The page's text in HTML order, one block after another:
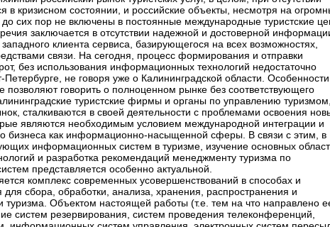
в кризисном состоянии, и российские объекты, несмотря на
сих пор не включены в постоянные международные туристские
заключается в отсутствии надежной и достоверной
клиента сервиса, базирующегося на всех возможностях,
связи. На сегодня, процесс формирования и отправки
без использования информационных технологий недостаточно
не говоря уже о Калининградской области. Особенности
позволяют говорить о полноценном рынке без соответствующего
туристские фирмы и органы по управлению
сталкиваются в своей деятельности с проблемами освоения
являются необходимым условием международной интеграции и
бизнеса как информационно-насыщенной сферы. В связи с этим, в
информационных систем в туризме, изучение основных
и разработка рекомендаций менеджменту туризма по
представляется особенно актуальной.
комплекс современных усовершенствований в способах и
сбора, обработки, анализа, хранения, распространения и
Объектом настоящей работы (т.е. тем на что направлено
систем резервирования, систем проведения телеконференций,